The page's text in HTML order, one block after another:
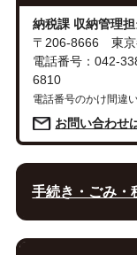
納税課 収納管理担
〒206-8666 東京
電話番号：042-
6810
電話番号のかけ間違
お問い合わせ
手続き・ごみ・